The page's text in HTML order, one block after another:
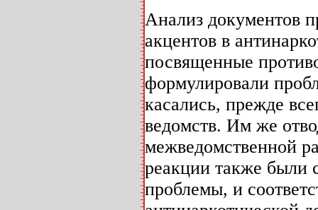
Анализ документов
акцентов в
посвященные
формулировали
касались, прежде
ведомств. Им же
межведомственной
реакции также были
проблемы, и